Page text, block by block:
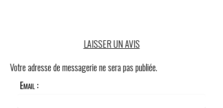
LAISSER UN AVIS
Votre adresse de messagerie ne sera pas publiée.
Email :